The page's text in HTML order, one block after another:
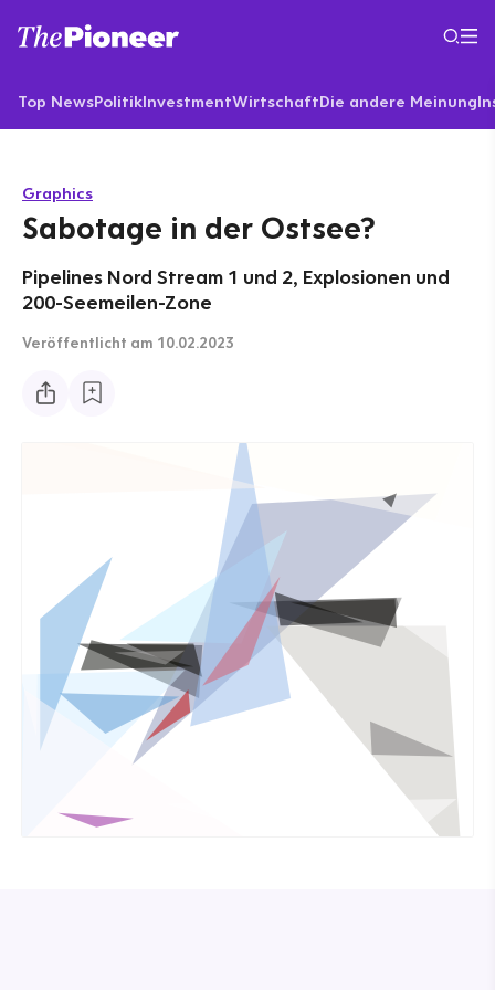
Top NewsPolitikInvestmentWirtschaftDie andere Meinung
Graphics
Sabotage in der Ostsee?
Pipelines Nord Stream 1 und 2, Explosionen und
200-Seemeilen-Zone
Veröffentlicht am 10.02.2023